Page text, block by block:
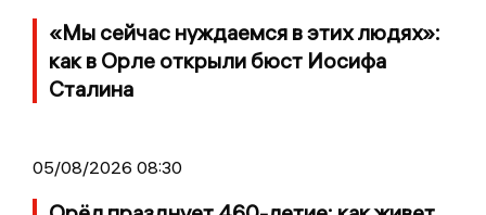
«Мы сейчас нуждаемся в этих людях»:
как в Орле открыли бюст Иосифа
Сталина
05/08/2026 08:30